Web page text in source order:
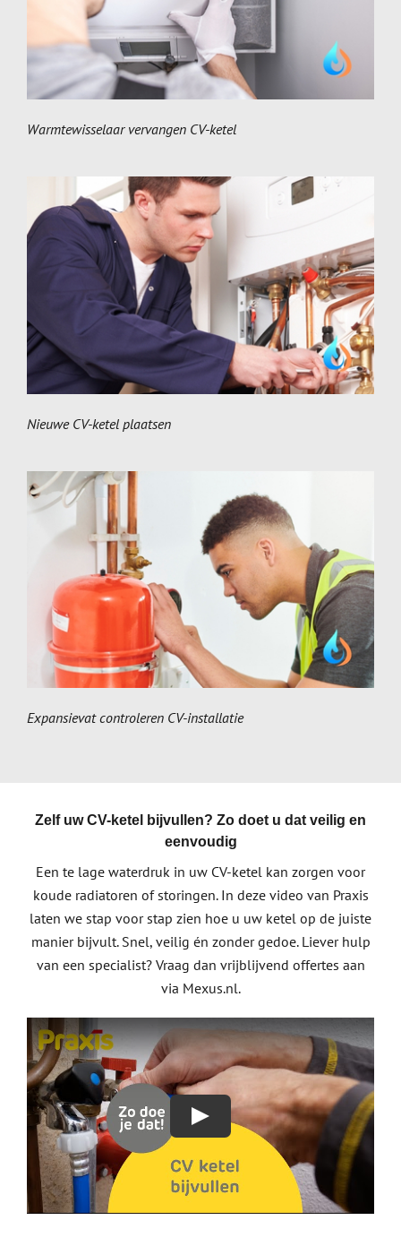
Warmtewisselaar vervangen CV-ketel
Nieuwe CV-ketel plaatsen
Expansievat controleren CV-installatie
Zelf uw CV-ketel bijvullen? Zo doet u dat veilig en
eenvoudig
Een te lage waterdruk in uw CV-ketel kan zorgen voor
koude radiatoren of storingen. In deze video van Praxis
laten we stap voor stap zien hoe u uw ketel op de juiste
manier bijvult. Snel, veilig én zonder gedoe. Liever hulp
van een specialist? Vraag dan vrijblijvend offertes aan
via Mexus.nl.